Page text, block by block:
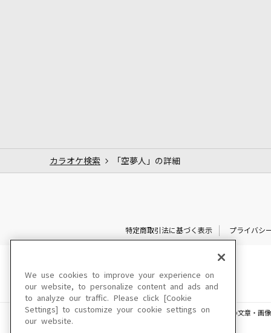
カラオケ検索 「空夢人」の詳細
特定商取引法に基づく表示 プライバシ
このサイトに掲載されている一切の文章・画
We use cookies to improve your experience on
our website, to personalize content and ads and
to analyze our traffic. Please click [Cookie
Settings] to customize your cookie settings on
our website.